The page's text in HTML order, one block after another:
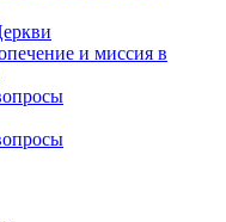
и миссия в